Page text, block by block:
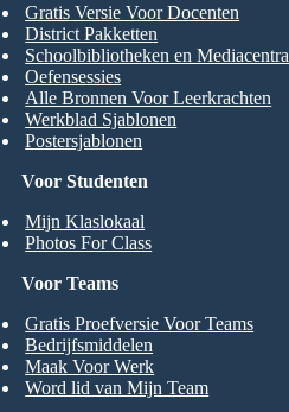
Voor Studenten
Mijn Klaslokaal
Photos For Class
Gratis Versie Voor Docenten
District Pakketten
Schoolbibliotheken en Mediacentra
Oefensessies
Alle Bronnen Voor Leerkrachten
Werkblad Sjablonen
Postersjablonen
Voor Teams
Gratis Proefversie Voor Teams
Bedrijfsmiddelen
Maak Voor Werk
Word lid van Mijn Team